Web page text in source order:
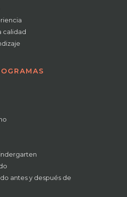
calidad
antes y después de